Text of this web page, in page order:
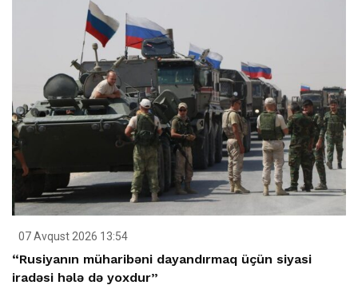
07 Avqust 2026 13:54
“Rusiyanın müharibəni dayandırmaq üçün siyasi
iradəsi hələ də yoxdur”